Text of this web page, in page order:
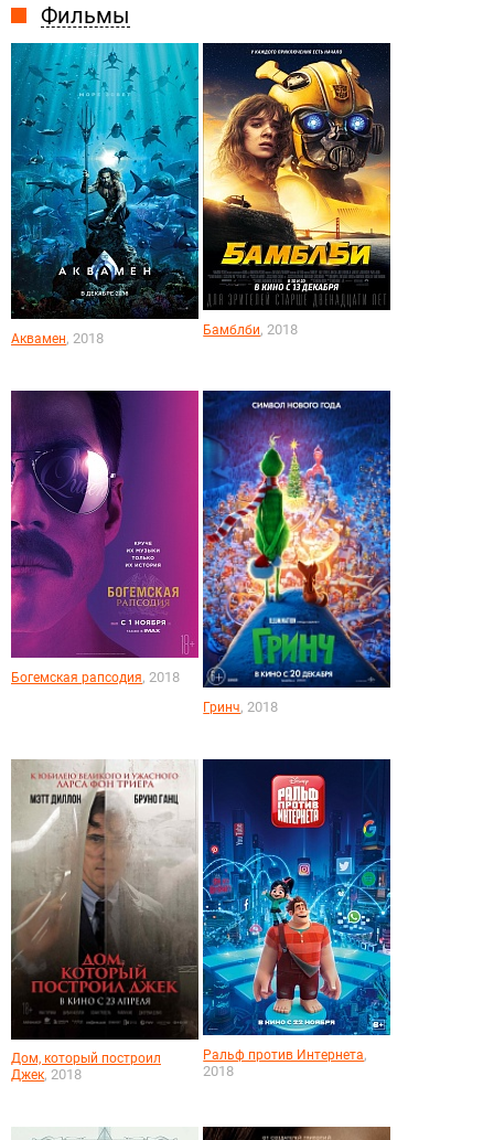
Фильмы
Аквамен, 2018 Бамблби, 2018
Богемская рапсодия, 2018
Гринч, 2018
Дом, который построил
Джек, 2018
Ральф против Интернета,
2018